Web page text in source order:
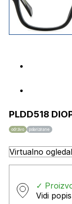
PLDD518
održivo polarizirane
Virtualno
✓
Vidi